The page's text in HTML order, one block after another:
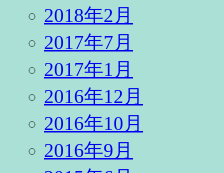
2018年2月
2017年7月
2017年1月
2016年12月
2016年10月
2016年9月